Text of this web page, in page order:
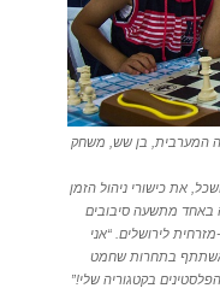
המערבית, בן שש, משחק
את כישורי ניהול הזמן
באחד מתשעה סיבובים
לירושלים. “אני
אשתתף בתחרות שחמט
בקטגוריה שלי!”